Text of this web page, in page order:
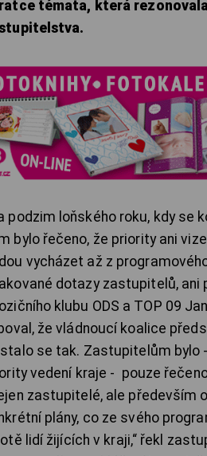
témata, která
podzim loňského roku, kdy se
bylo řečeno, že priority ani
vycházet až z
dotazy zastupitelů,
klubu ODS a TOP 09
že vládnoucí koalice
se tak. Zastupitelům bylo
vedení kraje - pouze
zastupitelé, ale především
plány, co ze svého
lidí žijících v kraji,“ řekl